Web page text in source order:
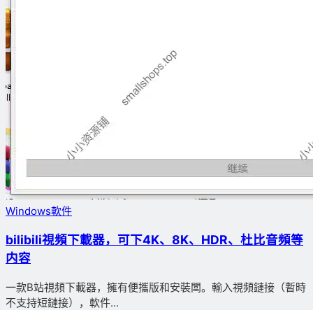
Windows軟件
bilibili視頻下載器，可下4K、8K、HDR、杜比音頻等
内容
一款B站視頻下載器，擁有便攜版和安裝闆。輸入視頻鏈接（暫時
不支持短鏈接），軟件...